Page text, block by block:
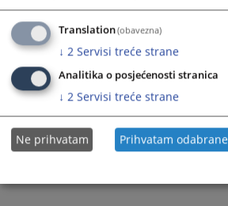
Translation(obavezna)
↓ 2 Servisi treće strane
Analitika o posjećenosti stranica
↓ 2 Servisi treće strane
Ne prihvatam Prihvatam odabrane